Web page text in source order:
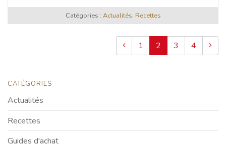
CATÉGORIES
Actualités
Recettes
Guides d'achat
Catégories : Actualités, Recettes
1 2 3 4